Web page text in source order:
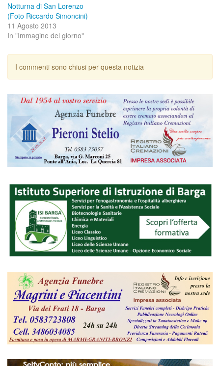
Notturna di San Lorenzo
(Foto Riccardo Simoncini)
11 Agosto 2013
In "Immagine del giorno"
I commenti sono chiusi per questa notizia